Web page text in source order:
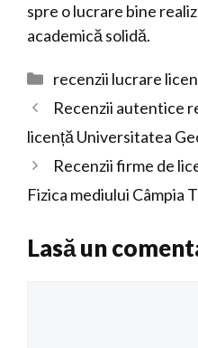
spre o lucrare bine
academică solidă.
Categorii
recenzii lucrare
Recenzii autentice
licență Universitatea
Recenzii firme de
Fizica mediului Câmpia
Lasă un